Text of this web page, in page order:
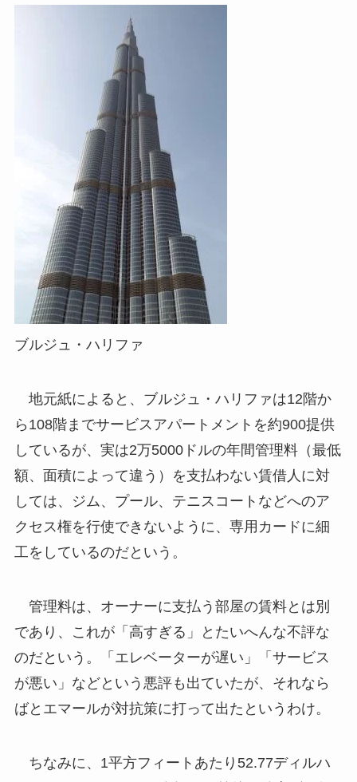
ブルジュ・ハリファ
地元紙によると、ブルジュ・ハリファは12階か
ら108階までサービスアパートメントを約900提供
しているが、実は2万5000ドルの年間管理料（最低
額、面積によって違う）を支払わない賃借人に対
しては、ジム、プール、テニスコートなどへのア
クセス権を行使できないように、専用カードに細
工をしているのだという。
管理料は、オーナーに支払う部屋の賃料とは別
であり、これが「高すぎる」とたいへんな不評な
のだという。「エレベーターが遅い」「サービス
が悪い」などという悪評も出ていたが、それなら
ばとエマールが対抗策に打って出たというわけ。
ちなみに、1平方フィートあたり52.77ディルハ